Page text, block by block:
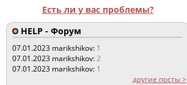
Есть ли у вас проблемы?
HELP - Форум
07.01.2023 marikshikov: 1
07.01.2023 marikshikov:2
07.01.2023 marikshikov: 1
другие посты >